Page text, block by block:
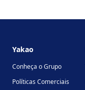
Yakao
Conheça o Grupo
Políticas Comerciais